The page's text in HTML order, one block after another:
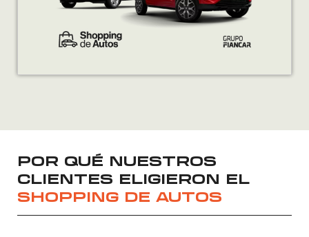
POR QUÉ NUESTROS
CLIENTES ELIGIERON EL
SHOPPING DE AUTOS